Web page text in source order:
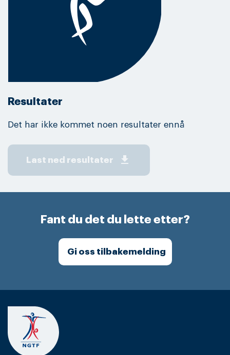
Resultater
Det har ikke kommet noen resultater ennå
Last ned resultater get_app
Fant du det du lette etter?
Gi oss tilbakemelding